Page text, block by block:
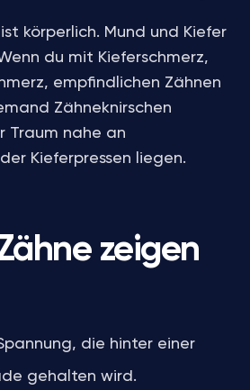
körperlich. Mund und Kiefer
du mit Kieferschmerz,
empfindlichen Zähnen
Zähneknirschen
Traum nahe an
Kieferpressen liegen.
zeigen
die hinter einer
gehalten wird.